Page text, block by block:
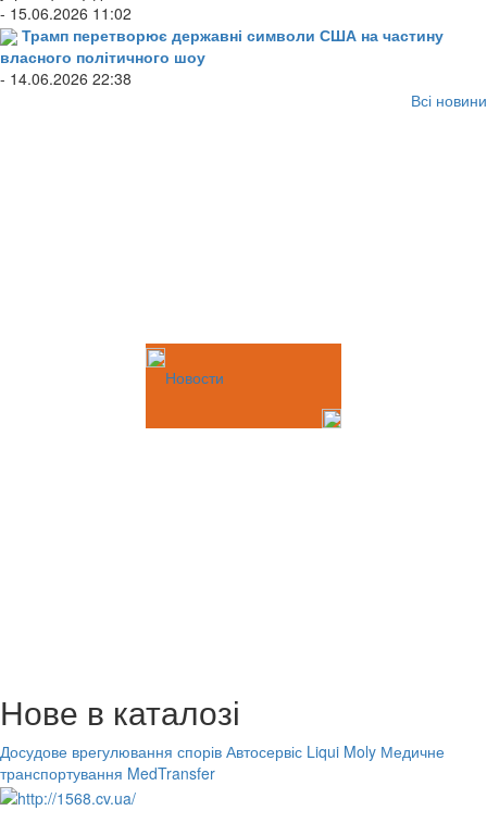
- 15.06.2026 11:02
Трамп перетворює державні символи США на частину
власного політичного шоу
- 14.06.2026 22:38
Всі новини
Новости
Нове в каталозі
Досудове врегулювання спорів Автосервіс Liqui Moly Медичне
транспортування MedTransfer